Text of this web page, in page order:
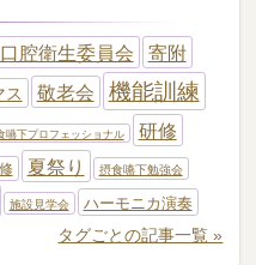
腔衛生委員会
寄附
ス 敬老会 機能訓練
嚥下プロフェッショナル 研修
夏祭り 摂食嚥下勉強会
施設見学会 ハーモニカ演奏
タグごとの記事一覧 »